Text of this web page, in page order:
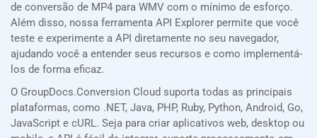
de conversão de MP4 para WMV com o mínimo de esforço.
Além disso, nossa ferramenta API Explorer permite que você
teste e experimente a API diretamente no seu navegador,
ajudando você a entender seus recursos e como implementá-
los de forma eficaz.
O GroupDocs.Conversion Cloud suporta todas as principais
plataformas, como .NET, Java, PHP, Ruby, Python, Android, Go,
JavaScript e cURL. Seja para criar aplicativos web, desktop ou